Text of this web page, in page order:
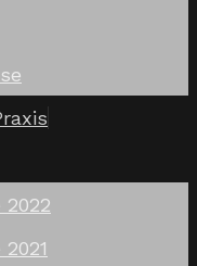
2022